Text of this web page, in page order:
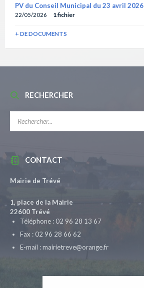
PV du Conseil Municipal du 23 avril 2026
22/05/2026 1 fichier
+ DE DOCUMENTS
RECHERCHER
CONTACT
Mairie de Trévé
1, place de la Mairie
22600 Trévé
Téléphone : 02 96 28 13 67
Fax : 02 96 28 66 62
E-mail : mairietreve@orange.fr